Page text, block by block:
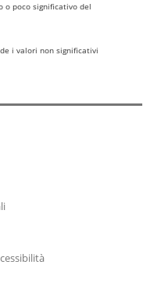
o poco significativo del
i valori non significativi